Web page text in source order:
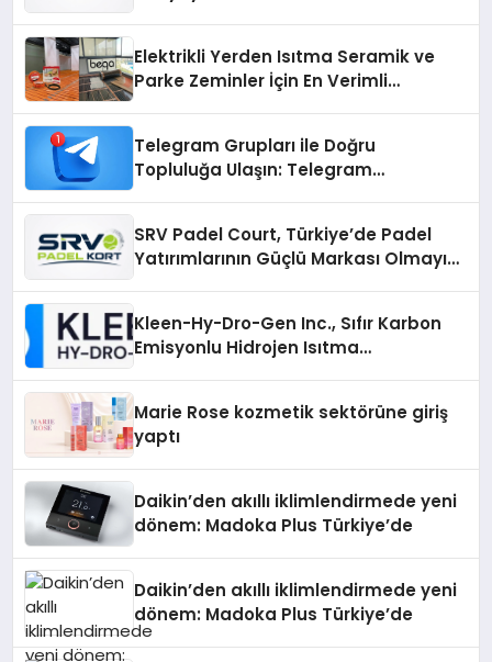
Elektrikli Yerden Isıtma Seramik ve
Parke Zeminler İçin En Verimli
Telegram Grupları ile Doğru
Topluluğa Ulaşın: Telegram
SRV Padel Court, Türkiye’de Padel
Yatırımlarının Güçlü Markası Olmayı
Kleen-Hy-Dro-Gen Inc., Sıfır Karbon
Emisyonlu Hidrojen Isıtma
Marie Rose kozmetik sektörüne giriş
yaptı
Daikin’den akıllı iklimlendirmede yeni
dönem: Madoka Plus Türkiye’de
Daikin’den akıllı iklimlendirmede yeni
dönem: Madoka Plus Türkiye’de